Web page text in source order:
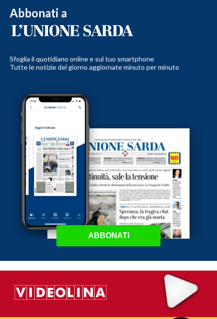
Abbonati a
Sfoglia il quotidiano online e sul tuo smartphone
Tutte le notizie del giorno aggiornate minuto per minuto
ABBONATI